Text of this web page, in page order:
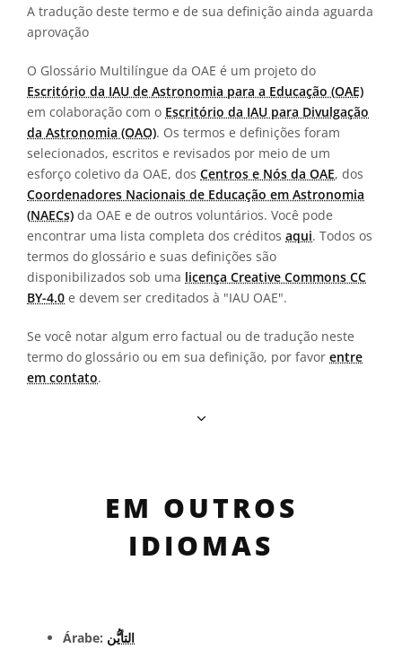
A tradução deste termo e de sua definição ainda aguarda
aprovação
O Glossário Multilíngue da OAE é um projeto do
Escritório da IAU de Astronomia para a Educação (OAE)
em colaboração com o Escritório da IAU para Divulgação
da Astronomia (OAO). Os termos e definições foram
selecionados, escritos e revisados por meio de um
esforço coletivo da OAE, dos Centros e Nós da OAE, dos
Coordenadores Nacionais de Educação em Astronomia
(NAECs) da OAE e de outros voluntários. Você pode
encontrar uma lista completa dos créditos aqui. Todos os
termos do glossário e suas definições são
disponibilizados sob uma licença Creative Commons CC
BY-4.0 e devem ser creditados à "IAU OAE".
Se você notar algum erro factual ou de tradução neste
termo do glossário ou em sua definição, por favor entre
em contato.
EM OUTROS
IDIOMAS
Árabe: التأيُّن